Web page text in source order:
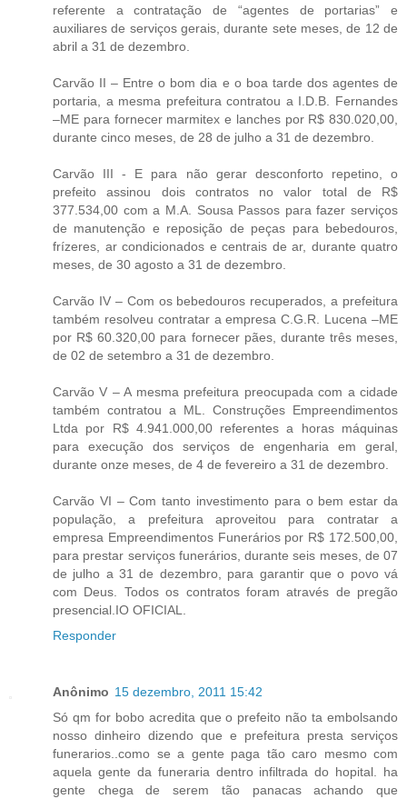
referente a contratação de “agentes de portarias” e
auxiliares de serviços gerais, durante sete meses, de 12 de
abril a 31 de dezembro.
Carvão II – Entre o bom dia e o boa tarde dos agentes de
portaria, a mesma prefeitura contratou a I.D.B. Fernandes
–ME para fornecer marmitex e lanches por R$ 830.020,00,
durante cinco meses, de 28 de julho a 31 de dezembro.
Carvão III - E para não gerar desconforto repetino, o
prefeito assinou dois contratos no valor total de R$
377.534,00 com a M.A. Sousa Passos para fazer serviços
de manutenção e reposição de peças para bebedouros,
frízeres, ar condicionados e centrais de ar, durante quatro
meses, de 30 agosto a 31 de dezembro.
Carvão IV – Com os bebedouros recuperados, a prefeitura
também resolveu contratar a empresa C.G.R. Lucena –ME
por R$ 60.320,00 para fornecer pães, durante três meses,
de 02 de setembro a 31 de dezembro.
Carvão V – A mesma prefeitura preocupada com a cidade
também contratou a ML. Construções Empreendimentos
Ltda por R$ 4.941.000,00 referentes a horas máquinas
para execução dos serviços de engenharia em geral,
durante onze meses, de 4 de fevereiro a 31 de dezembro.
Carvão VI – Com tanto investimento para o bem estar da
população, a prefeitura aproveitou para contratar a
empresa Empreendimentos Funerários por R$ 172.500,00,
para prestar serviços funerários, durante seis meses, de 07
de julho a 31 de dezembro, para garantir que o povo vá
com Deus. Todos os contratos foram através de pregão
presencial.IO OFICIAL.
Responder
Anônimo 15 dezembro, 2011 15:42
Só qm for bobo acredita que o prefeito não ta embolsando
nosso dinheiro dizendo que e prefeitura presta serviços
funerarios..como se a gente paga tão caro mesmo com
aquela gente da funeraria dentro infiltrada do hopital. ha
gente chega de serem tão panacas achando que